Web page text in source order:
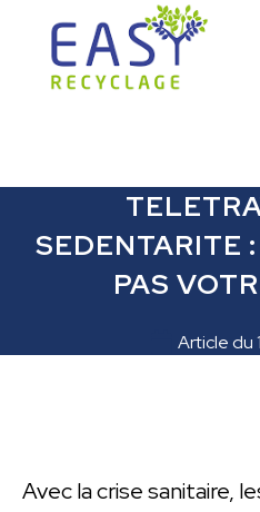
SEDENTARITE
PAS
Article du
Avec la crise sanitaire,